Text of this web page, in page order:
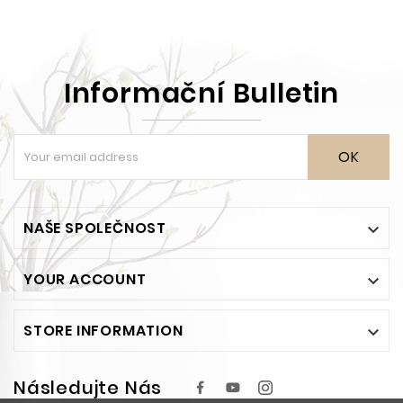
Informační Bulletin
OK
NAŠE SPOLEČNOST 
YOUR ACCOUNT 
STORE INFORMATION 
Následujte Nás